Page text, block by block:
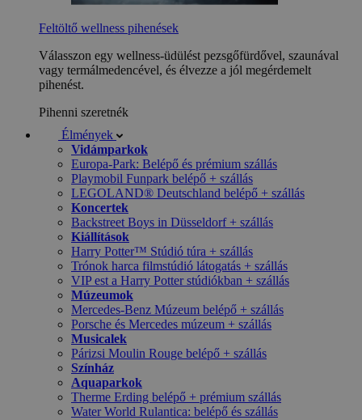
Feltöltő wellness pihenések
Válasszon egy wellness-üdülést pezsgőfürdővel, szaunával
vagy termálmedencével, és élvezze a jól megérdemelt
pihenést.
Pihenni szeretnék
Élmények
Vidámparkok
Europa-Park: Belépő és prémium szállás
Playmobil Funpark belépő + szállás
LEGOLAND® Deutschland belépő + szállás
Koncertek
Backstreet Boys in Düsseldorf + szállás
Kiállítások
Harry Potter™ Stúdió túra + szállás
Trónok harca filmstúdió látogatás + szállás
VIP est a Harry Potter stúdiókban + szállás
Múzeumok
Mercedes-Benz Múzeum belépő + szállás
Porsche és Mercedes múzeum + szállás
Musicalek
Párizsi Moulin Rouge belépő + szállás
Színház
Aquaparkok
Therme Erding belépő + prémium szállás
Water World Rulantica: belépő és szállás